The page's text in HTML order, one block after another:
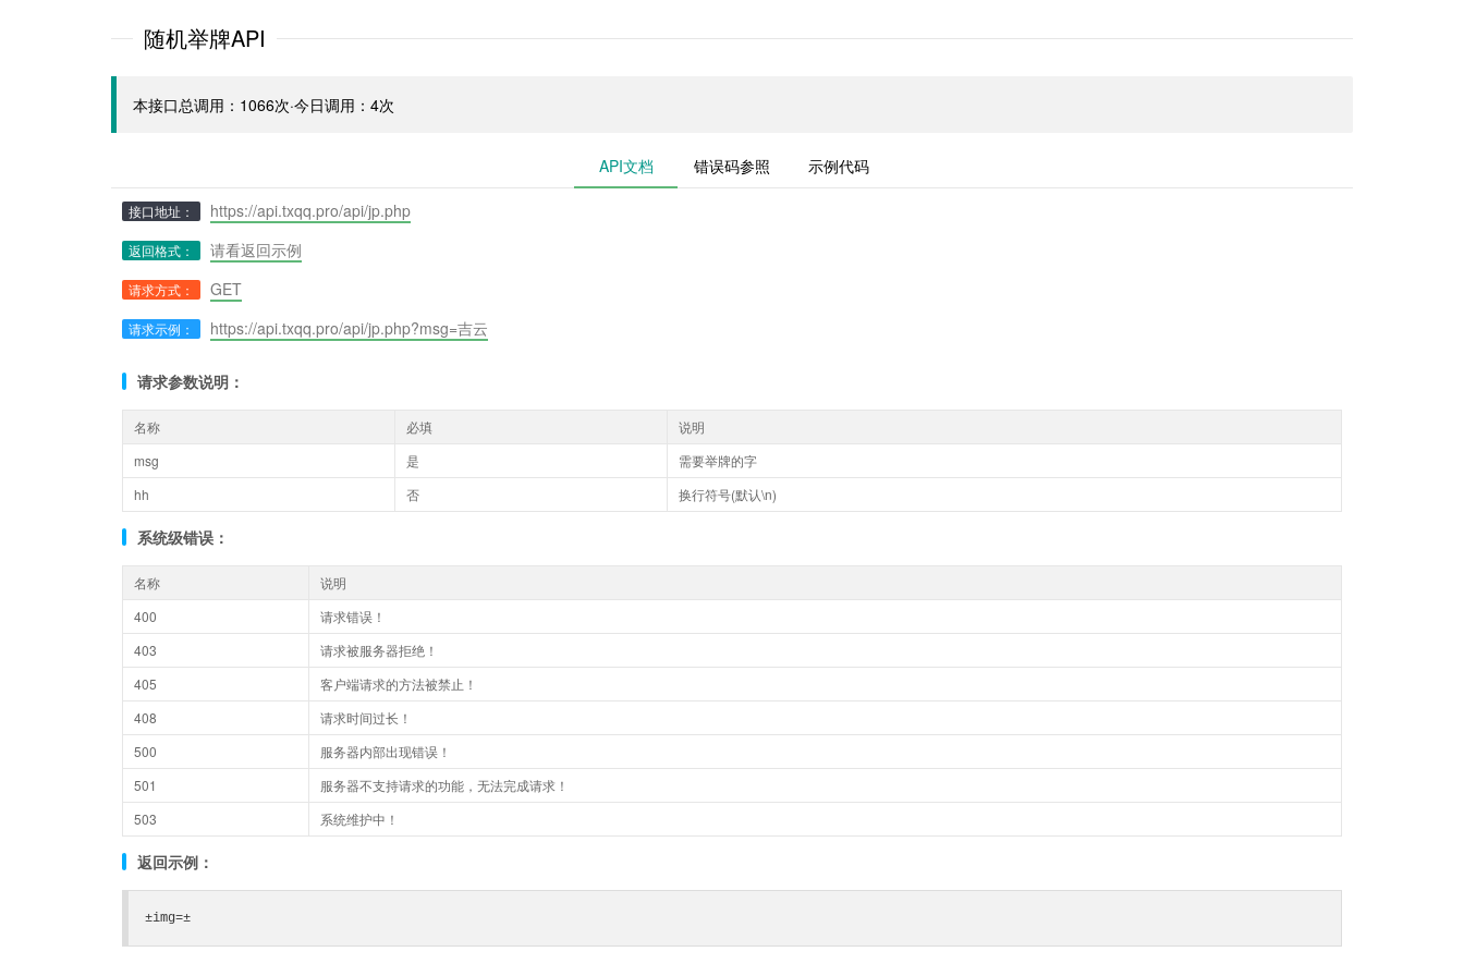
随机举牌API
本接口总调用：1066次·今日调用：4次
API文档 错误码参照 示例代码
接口地址： https://api.txqq.pro/api/jp.php
返回格式： 请看返回示例
请求方式： GET
请求示例： https://api.txqq.pro/api/jp.php?msg=吉云
请求参数说明：
名称 必填
说明
msg
是
需要举牌的字
hh
否 换行符号(默认\n)
系统级错误：
名称
说明
400
请求错误！
403
请求被服务器拒绝！
405
客户端请求的方法被禁止！
408
请求时间过长！
500
服务器内部出现错误！
501
服务器不支持请求的功能，无法完成请求！
503
系统维护中！
返回示例：
±img=±